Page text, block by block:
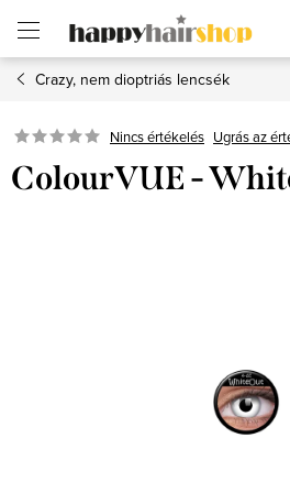
fő
tartalomhozCrazy, nem dioptriás lencsék
Nincs értékelés Ugrás az
ColourVUE -